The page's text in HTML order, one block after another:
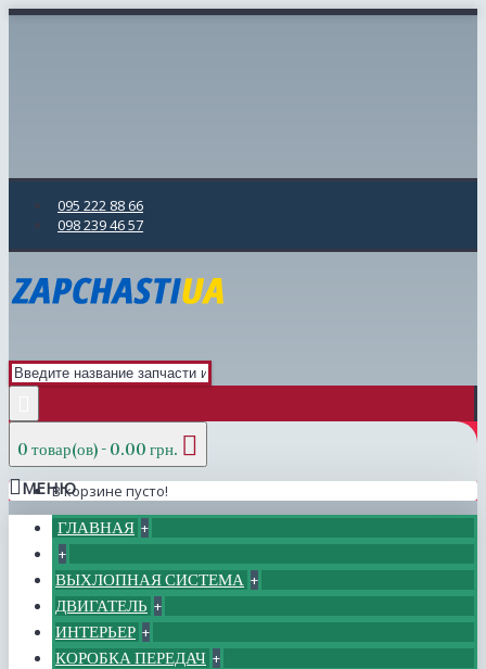
095 222 88 66
098 239 46 57
0 товар(ов) - 0.00 грн.
В корзине пусто!
МЕНЮ
ГЛАВНАЯ +
+
ВЫХЛОПНАЯ СИСТЕМА +
ДВИГАТЕЛЬ +
ИНТЕРЬЕР +
КОРОБКА ПЕРЕДАЧ +